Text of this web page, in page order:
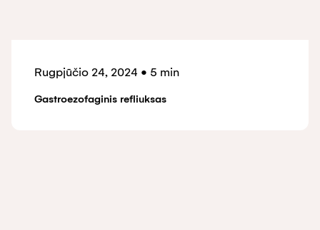
Rugpjūčio 24, 2024 • 5 min
Gastroezofaginis refliuksas